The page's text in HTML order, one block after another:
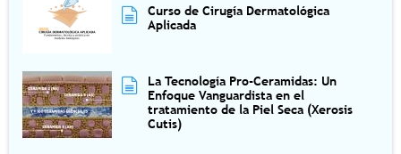
Curso de Cirugía Dermatológica
Aplicada
La Tecnología Pro-Ceramidas: Un
Enfoque Vanguardista en el
tratamiento de la Piel Seca (Xerosis
Cutis)